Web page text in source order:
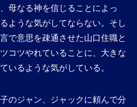
母なる神を信じることによっ
ような気がしてならない。そし
で意思を疎通させた山口住職と
コツやれていることに、大きな
いるような気がしている。
のジャン、ジャックに頼んで分